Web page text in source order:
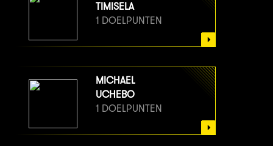
TIMISELA
1 DOELPUNTEN
MICHAEL
UCHEBO
1 DOELPUNTEN